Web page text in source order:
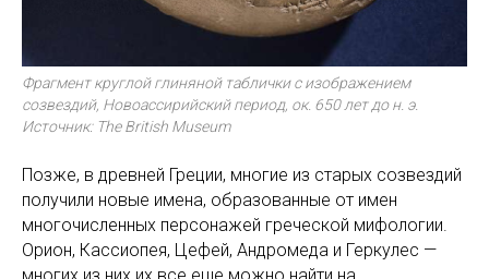
Фрагмент круглой глиняной таблички с изображением
созвездий, Новоассирийский период, ок. 650 лет до н. э.
Источник: The British Museum
Позже, в древней Греции, многие из старых созвездий
получили новые имена, образованные от имен
многочисленных персонажей греческой мифологии.
Орион, Кассиопея, Цефей, Андромеда и Геркулес —